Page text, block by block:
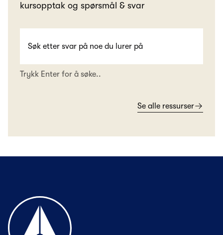
kursopptak og spørsmål & svar
Trykk Enter for å søke..
Se alle ressurser
Til forsiden